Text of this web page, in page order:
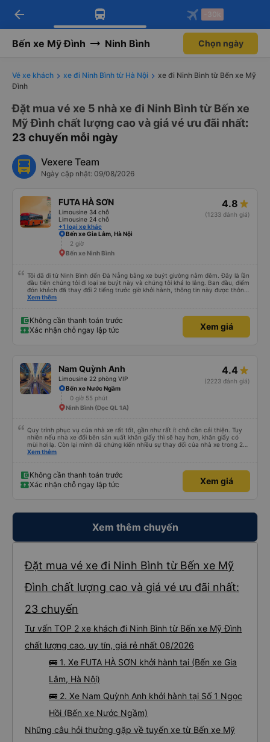
Tải app Vexere ngay!
Nhận ưu đãi thành viên độc
Mở app
Tải app Vexere
-30k/ghế khi đặt vé máy bay qua
Mở app
arrow_back -30k
Bến xe Mỹ Đình Ninh Bình Chọn ngày
Vé xe khách xe đi Ninh Bình từ Hà Nội
xe đi Ninh Bình từ Bến xe Mỹ
Đình
Đặt mua vé xe 5 nhà xe đi Ninh Bình từ Bến xe
Mỹ Đình chất lượng cao và giá vé ưu đãi nhất:
23 chuyến mỗi ngày
Vexere Team
Ngày cập nhật: 09/08/2026
FUTA HÀ SƠN
Limousine 34 chỗ
Limousine 24 chỗ
+1 loại xe khác
4.8
(1233 đánh giá)
Bến xe Gia Lâm, Hà Nội
2 giờ
Bến xe Ninh Bình
Tôi đã đi từ Ninh Bình đến Đà Nẵng bằng xe buýt giường nằm đêm. Đây là lần
đầu tiên chúng tôi đi loại xe buýt này và chúng tôi khá lo lắng. Ban đầu, điểm
đón khách đã thay đổi 2 tiếng trước giờ khởi hành, thông tin này được thông
báo qua email. Chúng tôi đến đúng địa điểm lúc 9 giờ nhưng xe buýt không
phút. Khi xe buýt đến, tài xế đã đến tận nơi giúp đỡ chúng tôi và nhân viên
chăm sóc khách hàng cũng đã xác nhận qua email. Xe buýt sạch sẽ và
giường ngủ thoải mái. Tài xế rất tốt bụng và chu đáo vì biết chúng tôi là
Xem thêm
Không cần thanh toán trước
Xác nhận chỗ ngay lập tức
Xem giá
Nam Quỳnh Anh
Limousine 22 phòng VIP
4.4
(2223 đánh giá)
Bến xe Nước Ngầm
0 giờ 55 phút
Ninh Bình (Dọc QL 1A)
Quy trình phục vụ của nhà xe rất tốt, gần như rất ít chỗ cần cải thiện. Tuy
nhiên nếu nhà xe đổi bên sản xuất khăn giấy thì sẽ hay hơn, khăn giấy có
mùi hơi lạ. Còn lại mình đã chứng kiến nhiều sự thay đổi của nhà xe trong 2
tháng vừa rồi: tài xế và phụ xe ngày càng thân thiện, quy trình phục vụ rõ
Xem thêm
Không cần thanh toán trước
Xác nhận chỗ ngay lập tức
Xem giá
Xem thêm chuyến
Đặt mua vé xe đi Ninh Bình từ Bến xe Mỹ
Đình chất lượng cao và giá vé ưu đãi nhất:
23 chuyến
Tư vấn TOP 2 xe khách đi Ninh Bình từ Bến xe Mỹ Đình
chất lượng cao, uy tín, giá rẻ nhất 08/2026
🚌 1. Xe FUTA HÀ SƠN khởi hành tại (Bến xe Gia
Lâm, Hà Nội)
🚌 2. Xe Nam Quỳnh Anh khởi hành tại Số 1 Ngọc
Hồi (Bến xe Nước Ngầm)
Những câu hỏi thường gặp về tuyến xe từ Bến xe Mỹ